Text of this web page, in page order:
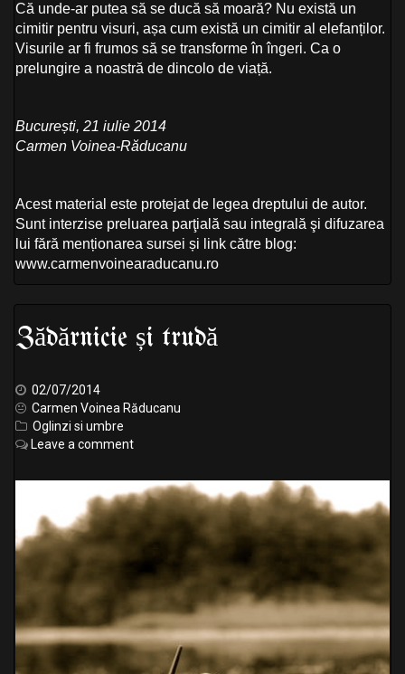
Că unde-ar putea să se ducă să moară? Nu există un
cimitir pentru visuri, așa cum există un cimitir al elefanților.
Visurile ar fi frumos să se transforme în îngeri. Ca o
prelungire a noastră de dincolo de viață.
București, 21 iulie 2014
Carmen Voinea-Răducanu
Acest material este protejat de legea dreptului de autor.
Sunt interzise preluarea parţială sau integrală şi difuzarea
lui fără menționarea sursei și link către blog:
www.carmenvoinearaducanu.ro
Zădărnicie și trudă
02/07/2014
Carmen Voinea Răducanu
Oglinzi si umbre
Leave a comment